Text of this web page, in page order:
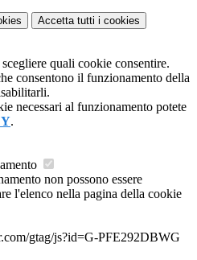
Accetta tutti i cookies
quali cookie consentire.
consentono il funzionamento della
necessari al funzionamento potete
.
non possono essere
l'elenco nella pagina della cookie
gtag/js?id=G-PFE292DBWG